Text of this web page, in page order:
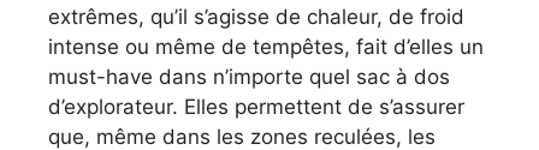
extrêmes, qu’il s’agisse de chaleur, de froid
intense ou même de tempêtes, fait d’elles un
must-have dans n’importe quel sac à dos
d’explorateur. Elles permettent de s’assurer
que, même dans les zones reculées, les